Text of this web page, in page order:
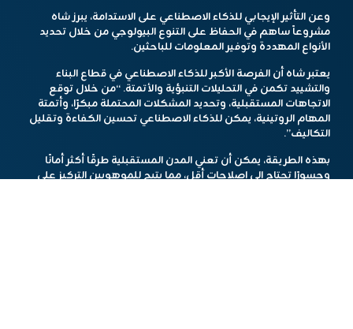
وعن التأثير الإيجابي للذكاء الاصطناعي على الاستدامة، يبرز شاه
مشروعاً ساهم في الحفاظ على التنوع البيولوجي من خلال تحديد
الأنواع المهددة وتوفير المعلومات للباحثين.
يعتبر شاه أن الفرصة الأكبر للذكاء الاصطناعي في قطاع البناء
والتشييد تكمن في التحليلات التنبؤية والأتمتة. “من خلال توقع
الاتجاهات المستقبلية، وتحديد المشكلات المحتملة مبكرًا، وأتمتة
المهام الروتينية، يمكن للذكاء الاصطناعي تحسين الكفاءة وتقليل
التكاليف”.
بهذه الطريقة، يمكن أن تعني المدن المستقبلية طرقًا أكثر أمانًا
وجسورًا تحتاج إلى إصلاحات أقل، مما يتيح للموهوبين التركيز على